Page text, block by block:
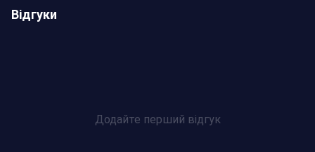
Відгуки
Додайте перший відгук